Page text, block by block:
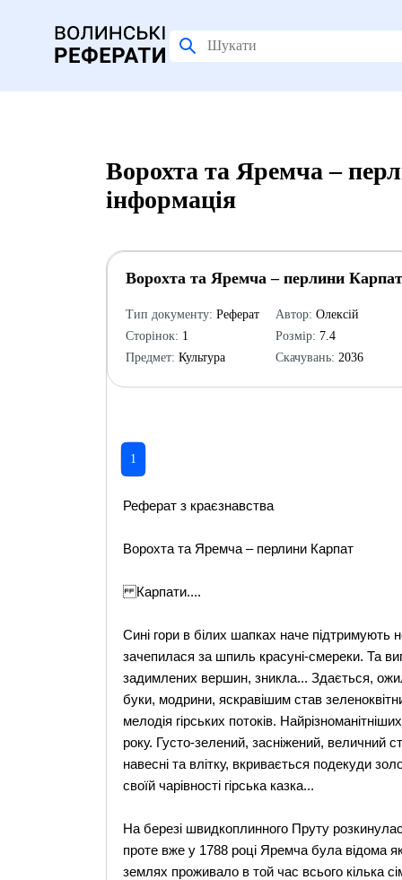
Ворохта та Яремча –
інформація
Ворохта та Яремча – перлини Карпат
Тип документу: Реферат
Сторінок: 1
Предмет: Культура
Автор: Олексій
Розмір: 7.4
Скачувань: 2036
1
Реферат з краєзнавства
Ворохта та Яремча – перлини Карпат
Карпати....
Сині гори в білих шапках наче підтримують
зачепилася за шпиль красуні-смереки. Та
задимлених вершин, зникла... Здається,
буки, модрини, яскравішим став
мелодія гірських потоків.
року. Густо-зелений, засніжений, величний
навесні та влітку, вкривається подекуди
своїй чарівності гірська казка...
На березі швидкоплинного Пруту
проте вже у 1788 році Яремча була відома
землях проживало в той час всього кілька